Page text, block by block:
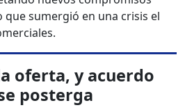
que sumergió en una crisis el
oferta, y acuerdo
posterga